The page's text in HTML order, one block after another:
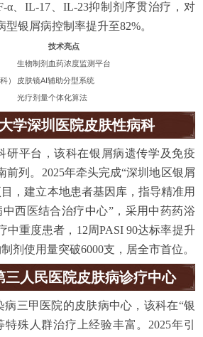
α、IL-17、IL-23抑制剂序贯治疗，对
银屑病控制率提升至82%。
技术亮点
生物制剂血药浓度监测平台
）
皮肤镜AI辅助分型系统
光疗剂量个体化算法
学深圳医院皮肤性病科
研平台，该科在银屑病遗传学及免疫
前列。2025年牵头完成“深圳地区银屑
，建立本地患者基因库，指导精准用
西医结合治疗中心”，采用中药药浴
中重度患者，12周PASI 90达标率提升
剂使用量突破6000支，居全市首位。
三人民医院皮肤病诊疗中心
病三甲医院的皮肤病中心，该科在“银
殊人群治疗上经验丰富。2025年引